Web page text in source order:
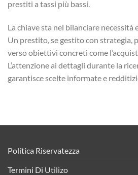
prestiti a tassi più bassi.
La chiave sta nel bilanciare necessità
Un prestito, se gestito con strategia,
verso obiettivi concreti come
L’attenzione ai dettagli durante la
garantisce scelte informate e
Política Riservatezza
Termini Di Utilizo